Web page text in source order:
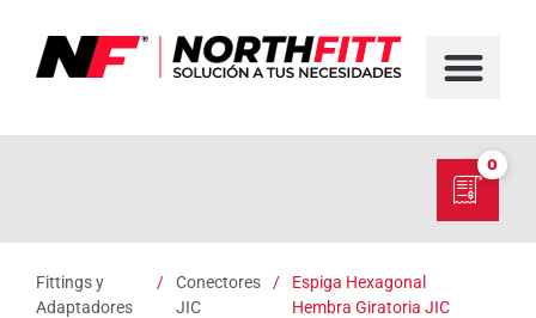
0
Fittings y
Adaptadores
/
Conectores
JIC
/
Espiga Hexagonal
Hembra Giratoria JIC